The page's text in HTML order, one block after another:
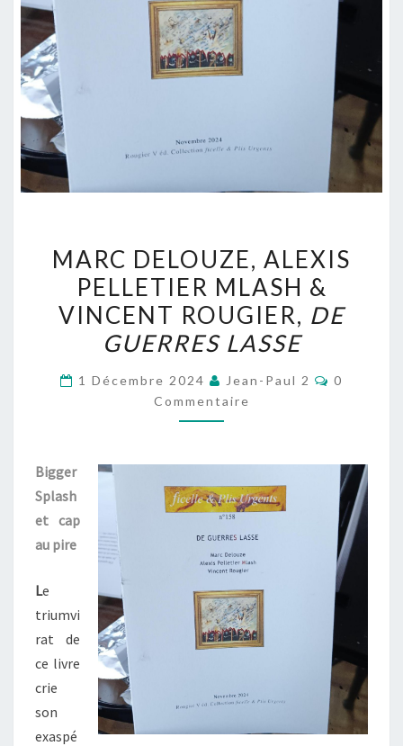
DELOUZE,
ALEXIS
PELLETIER
MLASH
VINCENT
ROUGIER,
LASSE
MARC DELOUZE, ALEXIS
PELLETIER MLASH &
VINCENT ROUGIER, DE
GUERRES LASSE
1 Décembre 2024 Jean-Paul 2
0
Commentaire
Bigger
Splash
et cap
au pire
Le
triumvi
rat de
ce livre
crie
son
exaspé